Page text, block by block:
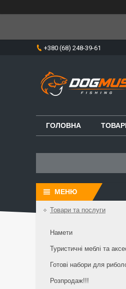
+380 (68) 248-39-61
ГОЛОВНА
Товари та послуги
Намети
Туристичні меблі та
Готові набори для
Розпродаж!!!